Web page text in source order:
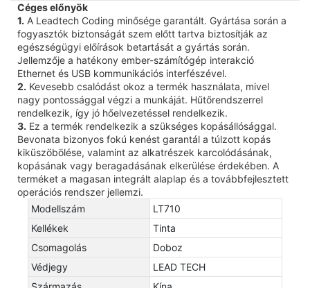
Céges előnyök
1. A Leadtech Coding minősége garantált. Gyártása során a
fogyasztók biztonságát szem előtt tartva biztosítják az
egészségügyi előírások betartását a gyártás során.
Jellemzője a hatékony ember-számítógép interakció
Ethernet és USB kommunikációs interfészével.
2. Kevesebb csalódást okoz a termék használata, mivel
nagy pontossággal végzi a munkáját. Hűtőrendszerrel
rendelkezik, így jó hőelvezetéssel rendelkezik.
3. Ez a termék rendelkezik a szükséges kopásállósággal.
Bevonata bizonyos fokú kenést garantál a túlzott kopás
kiküszöbölése, valamint az alkatrészek karcolódásának,
kopásának vagy beragadásának elkerülése érdekében. A
terméket a magasan integrált alaplap és a továbbfejlesztett
operációs rendszer jellemzi.
Modellszám
LT710
Kellékek
Tinta
Csomagolás
Doboz
Védjegy
LEAD TECH